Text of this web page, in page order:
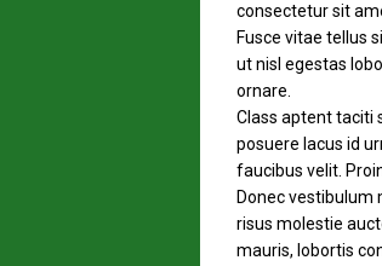
consectetur sit
Fusce vitae tellus
ut nisl egestas
ornare.
Class aptent taciti
posuere lacus id
faucibus velit.
Donec vestibulum
risus molestie
mauris, lobortis